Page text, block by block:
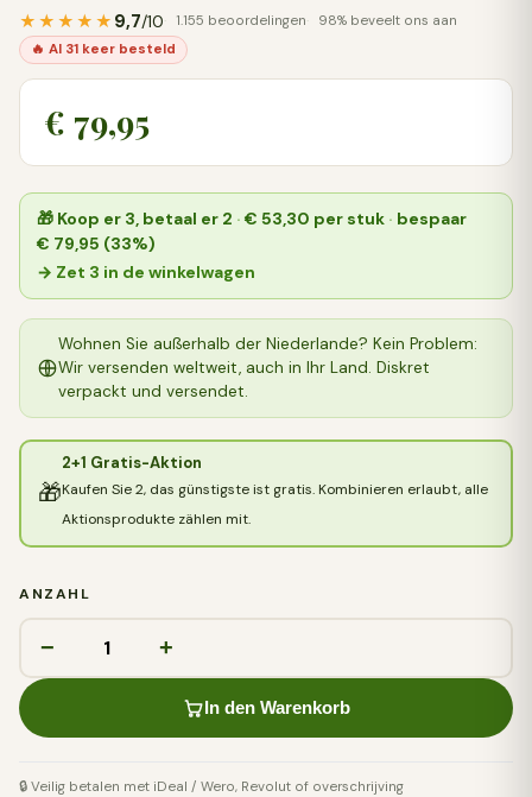
★★★★★ 9,7/10 1.155 beoordelingen
98% beveelt ons aan
🔥 Al 31 keer besteld
€ 79,95
🎁 Koop er 3, betaal er 2 · € 53,30 per stuk · bespaar
€ 79,95 (33%)
→ Zet 3 in de winkelwagen
Wohnen Sie außerhalb der Niederlande? Kein Problem:
Wir versenden weltweit, auch in Ihr Land. Diskret
verpackt und versendet.
🎁
2+1 Gratis-Aktion
Kaufen Sie 2, das günstigste ist gratis. Kombinieren erlaubt, alle
Aktionsprodukte zählen mit.
ANZAHL
− +
In den Warenkorb
🔒 Veilig betalen met iDeal / Wero, Revolut of overschrijving